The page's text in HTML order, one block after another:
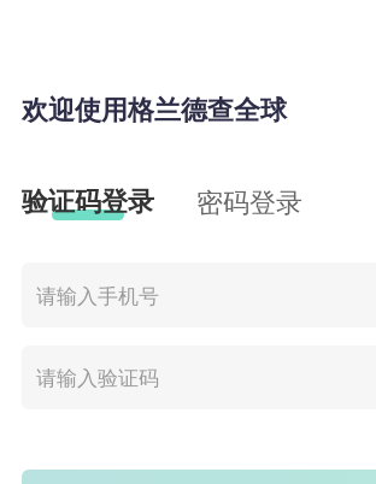
欢迎使用格兰德查全球
验证码登录 密码登录